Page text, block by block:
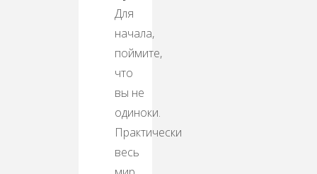
Для
начала,
поймите,
что
вы не
одиноки.
Практически
весь